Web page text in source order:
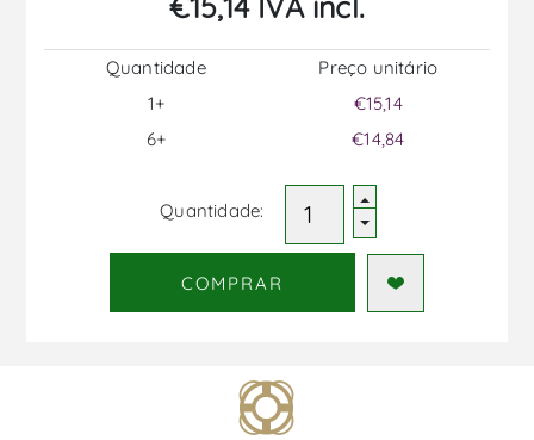
Quantidade
1+
6+
Preço unitário
€15,14
€14,84
Quantidade:
COMPRAR